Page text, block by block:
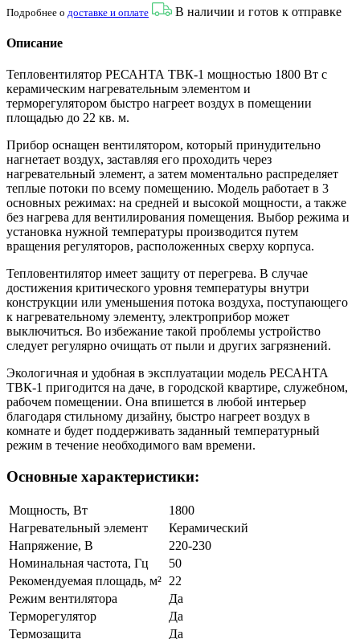
Подробнее о доставке и оплате В наличии и готов к отправке
Описание
Тепловентилятор РЕСАНТА ТВК-1 мощностью 1800 Вт с
керамическим нагревательным элементом и
терморегулятором быстро нагреет воздух в помещении
площадью до 22 кв. м.
Прибор оснащен вентилятором, который принудительно
нагнетает воздух, заставляя его проходить через
нагревательный элемент, а затем моментально распределяет
теплые потоки по всему помещению. Модель работает в 3
основных режимах: на средней и высокой мощности, а также
без нагрева для вентилирования помещения. Выбор режима и
установка нужной температуры производится путем
вращения регуляторов, расположенных сверху корпуса.
Тепловентилятор имеет защиту от перегрева. В случае
достижения критического уровня температуры внутри
конструкции или уменьшения потока воздуха, поступающего
к нагревательному элементу, электроприбор может
выключиться. Во избежание такой проблемы устройство
следует регулярно очищать от пыли и других загрязнений.
Экологичная и удобная в эксплуатации модель РЕСАНТА
ТВК-1 пригодится на даче, в городской квартире, служебном,
рабочем помещении. Она впишется в любой интерьер
благодаря стильному дизайну, быстро нагреет воздух в
комнате и будет поддерживать заданный температурный
режим в течение необходимого вам времени.
Основные характеристики:
Мощность, Вт
1800
Нагревательный элемент
Керамический
Напряжение, В
220-230
Номинальная частота, Гц
50
Рекомендуемая площадь, м² 22
Режим вентилятора
Да
Терморегулятор
Да
Термозащита
Да